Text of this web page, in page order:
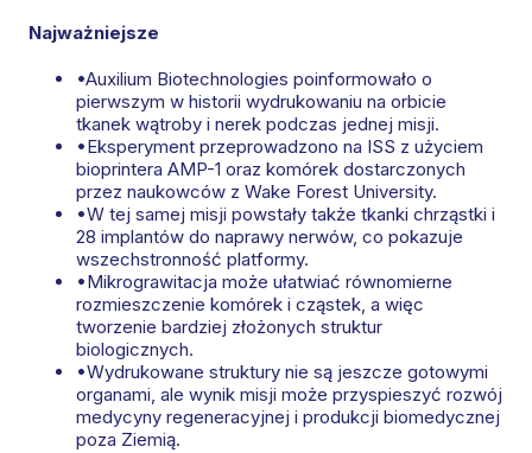
Najważniejsze
•Auxilium Biotechnologies poinformowało o
pierwszym w historii wydrukowaniu na orbicie
tkanek wątroby i nerek podczas jednej misji.
•Eksperyment przeprowadzono na ISS z użyciem
bioprintera AMP-1 oraz komórek dostarczonych
przez naukowców z Wake Forest University.
•W tej samej misji powstały także tkanki chrząstki i
28 implantów do naprawy nerwów, co pokazuje
wszechstronność platformy.
•Mikrograwitacja może ułatwiać równomierne
rozmieszczenie komórek i cząstek, a więc
tworzenie bardziej złożonych struktur
biologicznych.
•Wydrukowane struktury nie są jeszcze gotowymi
organami, ale wynik misji może przyspieszyć rozwój
medycyny regeneracyjnej i produkcji biomedycznej
poza Ziemią.